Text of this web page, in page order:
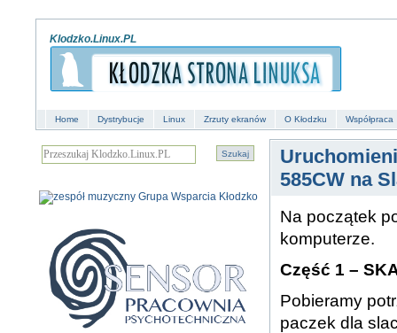
Klodzko.Linux.PL
Home Dystrybucje Linux Zrzuty ekranów O Kłodzku Współpraca
585CW na
Na początek
komputerze.
Część 1 –
Pobieramy
paczek dla